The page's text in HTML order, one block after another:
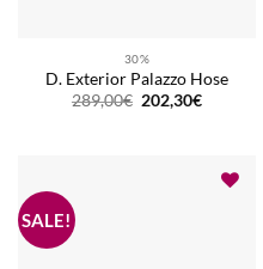
30%
D. Exterior Palazzo Hose
289,00€ Ursprünglicher
Preis
202,30€Aktueller